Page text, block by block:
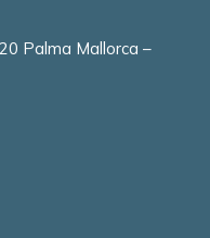
Palma Mallorca –